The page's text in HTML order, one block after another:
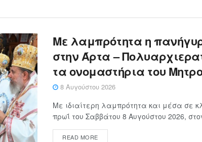
Με λαμπρότητα η
στην Άρτα –
τα ονομαστήρια του
8 Αυγούστου 2026
Με ιδιαίτερη λαμπρότητα και μέσα σε
πρωΐ του Σαββάτου 8 Αυγούστου 2026,
READ MORE